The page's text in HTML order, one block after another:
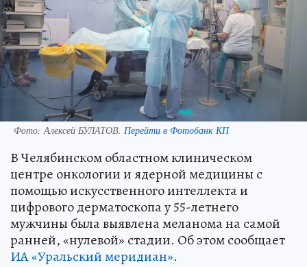
Фото:Алексей БУЛАТОВ. Перейти в Фотобанк КП
В Челябинском областном клиническом
центре онкологии и ядерной медицины с
помощью искусственного интеллекта и
цифрового дерматоскопа у 55-летнего
мужчины была выявлена меланома на самой
ранней, «нулевой» стадии. Об этом сообщает
ИА «Уральский меридиан».